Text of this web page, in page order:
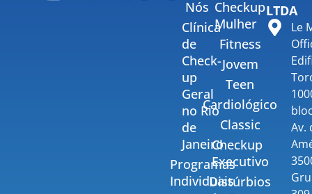
Nós
Clínica
de
Check-
up
Geral
no Rio
de
Janeiro
Programas
Individuais
Checkup
Mulher
Fitness
Jovem
Teen
Cardiológico
Classic
Checkup
Executivo
Distúrbios
LTDA
Le
Av.